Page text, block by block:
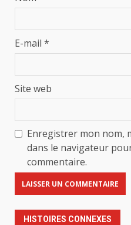
E-mail *
Site web
Enregistrer mon nom,
dans le navigateur
commentaire.
HISTOIRES CONNEXES